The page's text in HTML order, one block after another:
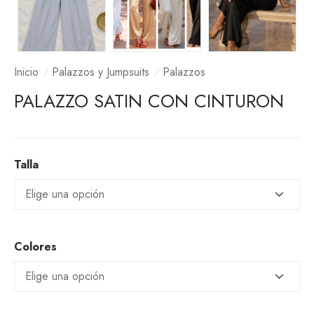
Inicio Palazzos y Jumpsuits Palazzos
PALAZZO SATIN CON CINTURON
Talla
Colores